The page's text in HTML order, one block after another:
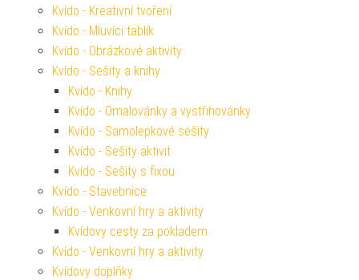
Kvído - Kreativní tvoření
Kvído - Mluvící tablík
Kvído - Obrázkové aktivity
Kvído - Sešity a knihy
Kvído - Knihy
Kvído - Omalovánky a vystřihovánky
Kvído - Samolepkové sešity
Kvído - Sešity aktivit
Kvído - Sešity s fixou
Kvído - Stavebnice
Kvído - Venkovní hry a aktivity
Kvídovy cesty za pokladem
Kvído - Venkovní hry a aktivity
Kvídovy doplňky